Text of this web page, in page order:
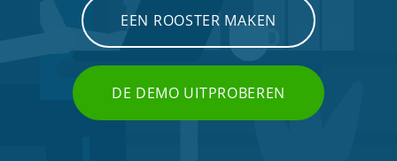
EEN ROOSTER MAKEN
DE DEMO UITPROBEREN